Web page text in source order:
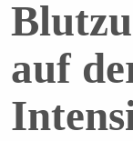
auf